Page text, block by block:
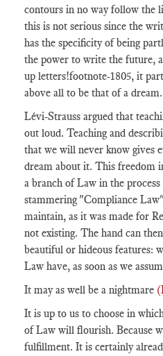
contours in no way follow the
this is not serious since the
has the specificity of being
the power to write the future,
up letters!footnote-1805, it
above all to be that of a dream.
Lévi-Strauss argued that
out loud. Teaching and
that we will never know gives
dream about it. This freedom
a branch of Law in the
stammering "Compliance
maintain, as it was made for
not existing. The hand can
beautiful or hideous features:
Law have, as soon as we
It may as well be a nightmare
It is up to us to choose in
of Law will flourish. Because
fulfillment. It is certainly